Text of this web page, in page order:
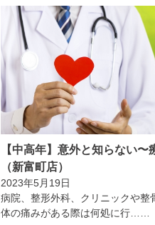
【中高年】意外と知らない〜
（新富町店）
2023年5月19日
病院、整形外科、クリニックや整
体の痛みがある際は何処に行……